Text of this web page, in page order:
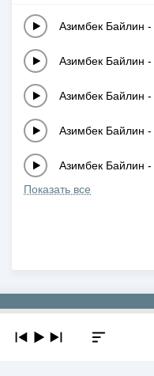
Азимбек Байлин -
Азимбек Байлин -
Азимбек Байлин -
Азимбек Байлин -
Азимбек Байлин -
Показать все